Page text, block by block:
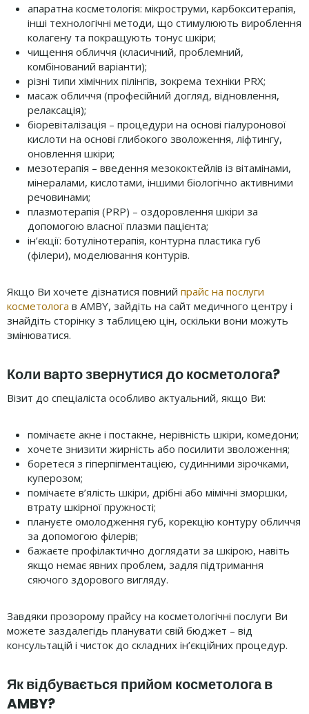
апаратна косметологія: мікроструми, карбокситерапія,
інші технологічні методи, що стимулюють вироблення
колагену та покращують тонус шкіри;
чищення обличчя (класичний, проблемний,
комбінований варіанти);
різні типи хімічних пілінгів, зокрема техніки PRX;
масаж обличчя (професійний догляд, відновлення,
релаксація);
біоревіталізація – процедури на основі гіалуронової
кислоти на основі глибокого зволоження, ліфтингу,
оновлення шкіри;
мезотерапія – введення мезококтейлів із вітамінами,
мінералами, кислотами, іншими біологічно активними
речовинами;
плазмотерапія (PRP) – оздоровлення шкіри за
допомогою власної плазми пацієнта;
ін’єкції: ботулінотерапія, контурна пластика губ
(філери), моделювання контурів.
Якщо Ви хочете дізнатися повний прайс на послуги
косметолога в AMBY, зайдіть на сайт медичного центру і
знайдіть сторінку з таблицею цін, оскільки вони можуть
змінюватися.
Коли варто звернутися до косметолога?
Візит до спеціаліста особливо актуальний, якщо Ви:
помічаєте акне і постакне, нерівність шкіри, комедони;
хочете знизити жирність або посилити зволоження;
боретеся з гіперпігментацією, судинними зірочками,
куперозом;
помічаєте в’ялість шкіри, дрібні або мімічні зморшки,
втрату шкірної пружності;
плануєте омолодження губ, корекцію контуру обличчя
за допомогою філерів;
бажаєте профілактично доглядати за шкірою, навіть
якщо немає явних проблем, задля підтримання
сяючого здорового вигляду.
Завдяки прозорому прайсу на косметологічні послуги Ви
можете заздалегідь планувати свій бюджет – від
консультацій і чисток до складних ін’єкційних процедур.
Як відбувається прийом косметолога в
AMBY?